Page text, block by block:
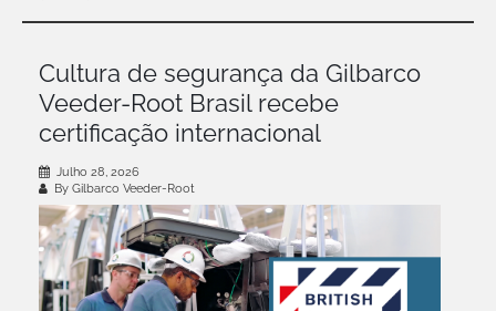
Cultura de segurança da Gilbarco
Veeder-Root Brasil recebe
certificação internacional
Julho 28, 2026
By Gilbarco Veeder-Root